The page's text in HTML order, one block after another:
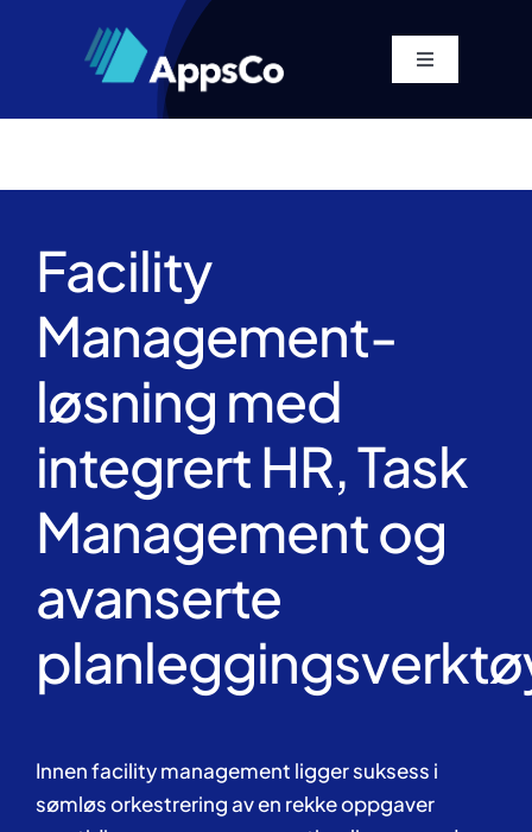
Toggle
Hjem
Løsninger
Priser
Resources
Facility
Management-
løsning med
integrert HR, Task
Management og
avanserte
Innen facility management ligger suksess i
sømløs orkestrering av en rekke oppgaver